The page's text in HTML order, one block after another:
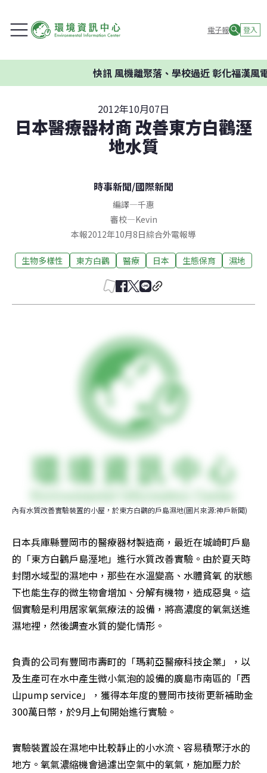
電子報 登入
快訊風機離聚落、學校過近 彰化福漢風電
2012年10月07日
日本醫療器材商 改善東方白鸛溼
地水質
時事新聞/國際新聞
編譯—千惠
審校—Kevin
本報2012年10月8日綜合外電報導
生物多樣性 東方白鸛 醫療 日本 生態保育 濕地
內有水質改善實驗裝置的小屋，於東方白鸛的戶島濕地(圖片來源:神戶新聞)
日本兵庫縣豐岡市的醫療器材製造商，最近在城崎町戶島
的「東方白鸛戶島溼地」進行水質改善實驗。由於夏天時
封閉水域型的濕地中，那些在水溫變高、水體貧氧 的狀態
下也能生存的微生物會增加、分解有機物，造成惡臭。這
個實驗是利用居家氧氣療法的設備，將高濃度的氧氣送進
濕地裡，然後調查水質的變化情形。
負責的公司有豐岡市壽町的「瑪莉亞醫療科技企業」，以
及生產可在水中產生微小氣泡的設備的廣島市南區的「西
山pump service」，獲得本年度的豐岡市技術更新補助金
300萬日幣，於9月上旬開始進行實驗。
實驗裝置設在濕地中比較靜止的小水流、容易積聚汙水的
地方。氧氣濃縮機會過濾出空氣中的氧氣，施加壓力於